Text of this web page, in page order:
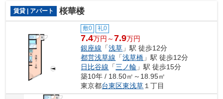
賃貸 | アパート 桜華楼
敷0 礼0
7.4万円～7.9万円
銀座線 「浅草 」駅 徒歩12分
都営浅草線 「浅草橋 」駅 徒歩12分
日比谷線 「三ノ輪 」駅 徒歩15分
築10年 / 18.50㎡～18.95㎡
東京都台東区東浅草１丁目